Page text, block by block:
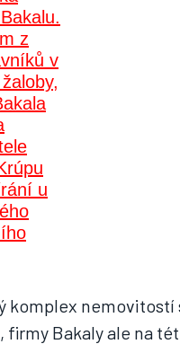
komplex nemovitostí
firmy Bakaly ale na